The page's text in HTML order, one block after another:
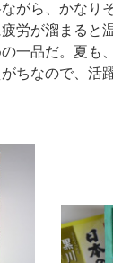
がら、かなり
労が溜まると
一品だ。夏も
ちなので、活